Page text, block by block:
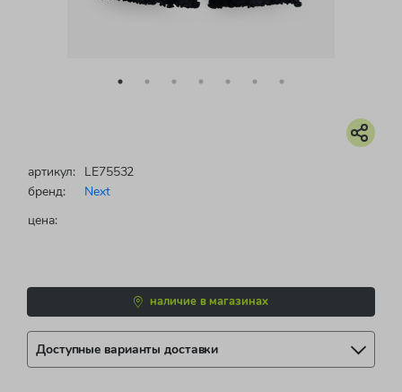
артикул: LE75532
бренд:
Next
цена:
наличие в магазинах
Доступные варианты доставки